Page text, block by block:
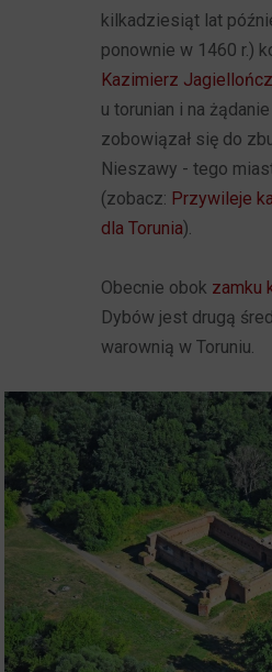
kilkadziesiąt lat
ponownie w 1460 r.)
Kazimierz
u torunian i na
zobowiązał się do
Nieszawy - tego
(zobacz: Przywileje
dla Torunia).
Obecnie obok zamku
Dybów jest drugą
warownią w Toruniu.